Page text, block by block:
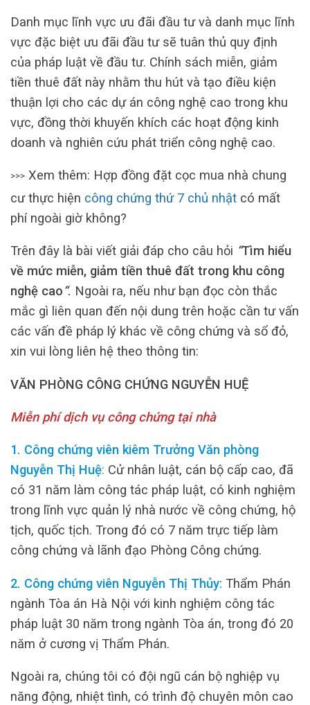
Danh mục lĩnh vực ưu đãi đầu tư và danh mục lĩnh
vực đặc biệt ưu đãi đầu tư sẽ tuân thủ quy định
của pháp luật về đầu tư. Chính sách miễn, giảm
tiền thuê đất này nhằm thu hút và tạo điều kiện
thuận lợi cho các dự án công nghệ cao trong khu
vực, đồng thời khuyến khích các hoạt động kinh
doanh và nghiên cứu phát triển công nghệ cao.
>>> Xem thêm: Hợp đồng đặt cọc mua nhà chung
cư thực hiện công chứng thứ 7 chủ nhật có mất
phí ngoài giờ không?
Trên đây là bài viết giải đáp cho câu hỏi “Tìm hiểu
về mức miễn, giảm tiền thuê đất trong khu công
nghệ cao“. Ngoài ra, nếu như bạn đọc còn thắc
mắc gì liên quan đến nội dung trên hoặc cần tư vấn
các vấn đề pháp lý khác về công chứng và sổ đỏ,
xin vui lòng liên hệ theo thông tin:
VĂN PHÒNG CÔNG CHỨNG NGUYỄN HUỆ
Miễn phí dịch vụ công chứng tại nhà
1. Công chứng viên kiêm Trưởng Văn phòng
Nguyễn Thị Huệ: Cử nhân luật, cán bộ cấp cao, đã
có 31 năm làm công tác pháp luật, có kinh nghiệm
trong lĩnh vực quản lý nhà nước về công chứng, hộ
tịch, quốc tịch. Trong đó có 7 năm trực tiếp làm
công chứng và lãnh đạo Phòng Công chứng.
2. Công chứng viên Nguyễn Thị Thủy: Thẩm Phán
ngành Tòa án Hà Nội với kinh nghiệm công tác
pháp luật 30 năm trong ngành Tòa án, trong đó 20
năm ở cương vị Thẩm Phán.
Ngoài ra, chúng tôi có đội ngũ cán bộ nghiệp vụ
năng động, nhiệt tình, có trình độ chuyên môn cao